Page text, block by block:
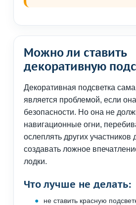
Можно ли ставить
декоративную
Декоративная подсветка
является проблемой, если
безопасности. Но она не
навигационные огни,
ослеплять других
создавать ложное
лодки.
Что лучше не делать:
не ставить красную